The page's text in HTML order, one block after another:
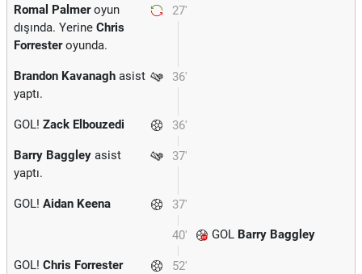
27'
Romal Palmeroyun
dışında. Yerine Chris
Forresteroyunda.
36'
Brandon Kavanagh asist
yaptı.
36'
GOL! Zack Elbouzedi
37'
Barry Baggley asist
yaptı.
37'
GOL! Aidan Keena
40' GOL Barry Baggley
52'
GOL! Chris Forrester